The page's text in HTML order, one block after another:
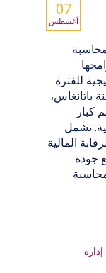
07
أغسطس
للفترة
باتانغاس،
كبار
تشمل
المالية
جودة